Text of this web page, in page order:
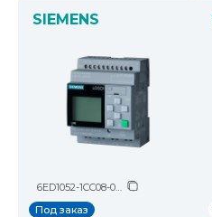
SIEMENS
6ED1052-1CC08-0BA2
Под заказ